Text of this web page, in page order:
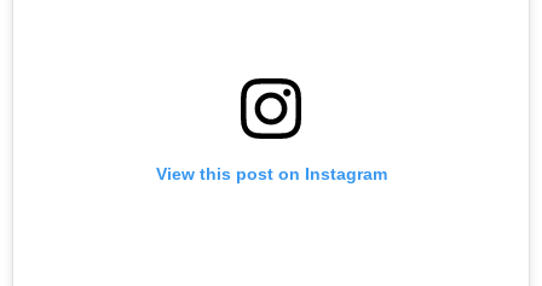
View this post on Instagram